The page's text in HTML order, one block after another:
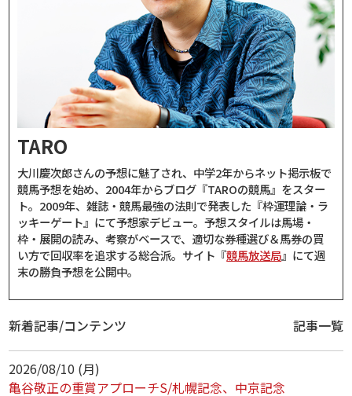
TARO
大川慶次郎さんの予想に魅了され、中学2年からネット掲示板で
競馬予想を始め、2004年からブログ『TAROの競馬』をスター
ト。2009年、雑誌・競馬最強の法則で発表した『枠運理論・ラ
ッキーゲート』にて予想家デビュー。予想スタイルは馬場・
枠・展開の読み、考察がベースで、適切な券種選び＆馬券の買
い方で回収率を追求する総合派。サイト『競馬放送局』にて週
末の勝負予想を公開中。
新着記事/コンテンツ 記事一覧
2026/08/10 (月)
亀谷敬正の重賞アプローチS/札幌記念、中京記念